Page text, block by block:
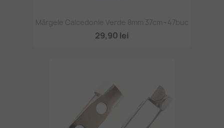
Mărgele Calcedonie Verde 8mm 37cm~47buc
29,90 lei